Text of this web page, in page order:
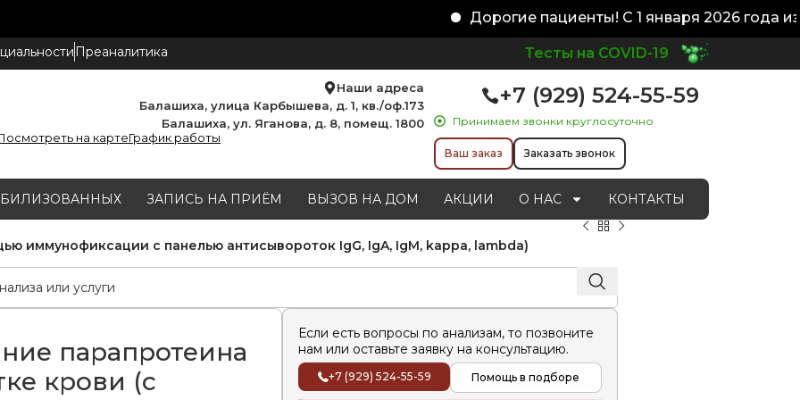
Дорогие пациенты! С 1 января 2026 года
Преаналитика Тесты на COVID-19
Наши адреса
Балашиха, улица Карбышева, д. 1, кв./оф.173
Балашиха, ул. Яганова, д. 8, помещ. 1800
на картеГрафик работы
+7 (929) 524-55-59
Принимаем звонки круглосуточно
Ваш заказ Заказать звонок
ЗАПИСЬ НА ПРИЁМ ВЫЗОВ НА ДОМ АКЦИИ О НАС
КОНТАКТЫ
иммунофиксации с панелью антисывороток IgG, IgA, IgM, kappa, lambda)
парапротеина
крови (с
Если есть вопросы по анализам, то позвоните
нам или оставьте заявку на консультацию.
+7 (929) 524-55-59 Помощь в подборе